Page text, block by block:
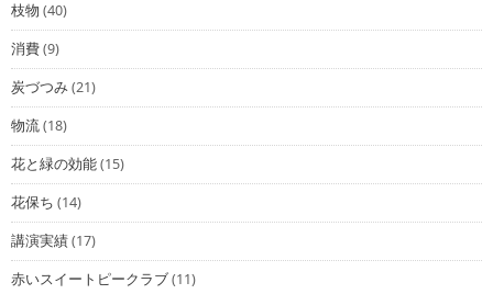
枝物 (40)
消費(9)
炭づつみ(21)
物流(18)
花と緑の効能(15)
花保ち (14)
講演実績(17)
赤いスイートピークラブ(11)